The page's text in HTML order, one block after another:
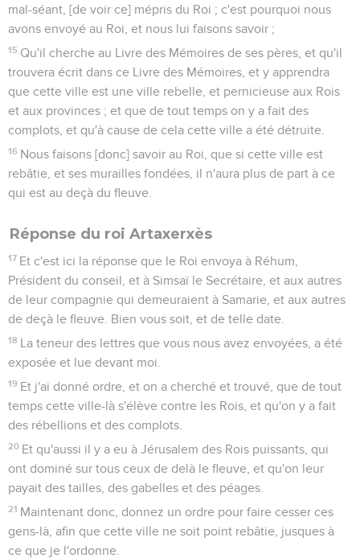
mal-séant, [de voir ce] mépris du Roi ; c'est pourquoi nous
avons envoyé au Roi, et nous lui faisons savoir ;
15 Qu'il cherche au Livre des Mémoires de ses pères, et qu'il
trouvera écrit dans ce Livre des Mémoires, et y apprendra
que cette ville est une ville rebelle, et pernicieuse aux Rois
et aux provinces ; et que de tout temps on y a fait des
complots, et qu'à cause de cela cette ville a été détruite.
16 Nous faisons [donc] savoir au Roi, que si cette ville est
rebâtie, et ses murailles fondées, il n'aura plus de part à ce
qui est au deçà du fleuve.
Réponse du roi Artaxerxès
17 Et c'est ici la réponse que le Roi envoya à Réhum,
Président du conseil, et à Simsaï le Secrétaire, et aux autres
de leur compagnie qui demeuraient à Samarie, et aux autres
de deçà le fleuve. Bien vous soit, et de telle date.
18 La teneur des lettres que vous nous avez envoyées, a été
exposée et lue devant moi.
19 Et j'ai donné ordre, et on a cherché et trouvé, que de tout
temps cette ville-là s'élève contre les Rois, et qu'on y a fait
des rébellions et des complots.
20 Et qu'aussi il y a eu à Jérusalem des Rois puissants, qui
ont dominé sur tous ceux de delà le fleuve, et qu'on leur
payait des tailles, des gabelles et des péages.
21 Maintenant donc, donnez un ordre pour faire cesser ces
gens-là, afin que cette ville ne soit point rebâtie, jusques à
ce que je l'ordonne.